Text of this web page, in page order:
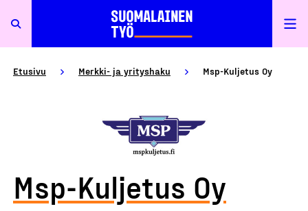
Etusivu Merkki- ja yrityshaku Msp-Kuljetus Oy
Msp-Kuljetus Oy